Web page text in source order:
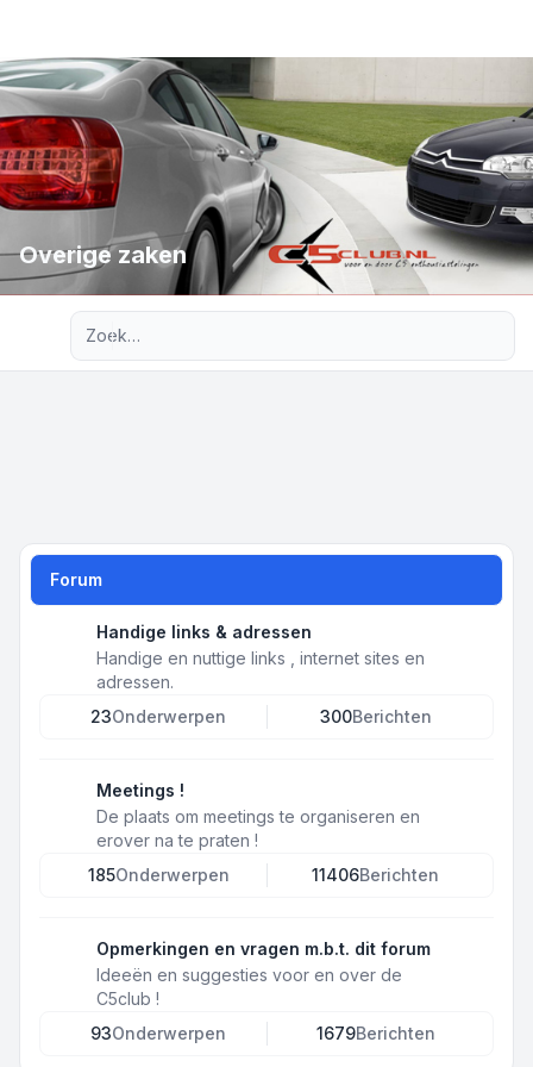
Overige zaken
Forum
Handige links & adressen
Handige en nuttige links , internet sites en
adressen.
23Onderwerpen 300Berichten
Meetings !
De plaats om meetings te organiseren en
erover na te praten !
185Onderwerpen 11406Berichten
Opmerkingen en vragen m.b.t. dit forum
Ideeën en suggesties voor en over de
C5club !
93Onderwerpen 1679Berichten